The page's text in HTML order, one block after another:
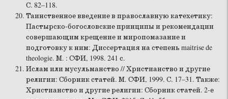
С. 82–118.
Таинственное введение в православную катехетику:
Пастырско-богословские принципы и рекомендации
совершающим крещение и миропомазание и
подготовку к ним: Диссертация на степень maitrise de
theologie. М. : СФИ, 1998. 241 с.
Ислам или мусульманство // Христианство и другие
религии: Сборник статей. М. СФИ, 1999. С. 17–31. Также:
Христианство и другие религии: Сборник статей. 2-е